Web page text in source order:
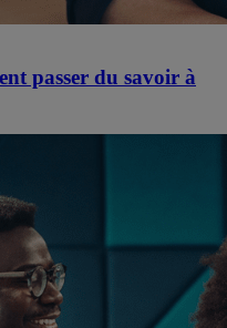
passer du savoir à